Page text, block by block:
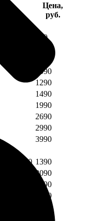
Цена,
руб.
690
1090
1290
1490
1990
2690
2990
3990
20х20 1390
20х20
2090
1590
2390